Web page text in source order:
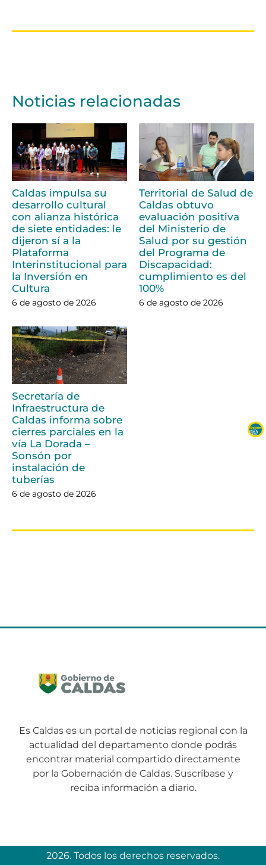
Noticias relacionadas
Caldas impulsa su
desarrollo cultural
con alianza histórica
de siete entidades: le
dijeron sí a la
Plataforma
Interinstitucional para
la Inversión en
Cultura
6 de agosto de 2026
Territorial de Salud de
Caldas obtuvo
evaluación positiva
del Ministerio de
Salud por su gestión
del Programa de
Discapacidad:
cumplimiento es del
100%
6 de agosto de 2026
Secretaría de
Infraestructura de
Caldas informa sobre
cierres parciales en la
vía La Dorada –
Sonsón por
instalación de
tuberías
6 de agosto de 2026
Es Caldas es un portal de noticias regional con la
actualidad del departamento donde podrás
encontrar material compartido directamente
por la Gobernación de Caldas. Suscríbase y
reciba información a diario.
2026. Todos los derechos reservados.